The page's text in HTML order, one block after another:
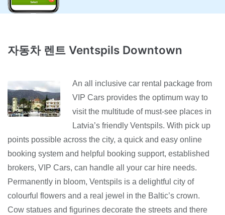
자동차 렌트 Ventspils Downtown
An all inclusive car rental package from
VIP Cars provides the optimum way to
visit the multitude of must-see places in
Latvia’s friendly Ventspils. With pick up
points possible across the city, a quick and easy online
booking system and helpful booking support, established
brokers, VIP Cars, can handle all your car hire needs.
Permanently in bloom, Ventspils is a delightful city of
colourful flowers and a real jewel in the Baltic’s crown.
Cow statues and figurines decorate the streets and there